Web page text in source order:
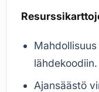
lähdekoodiin.
Ajansäästö